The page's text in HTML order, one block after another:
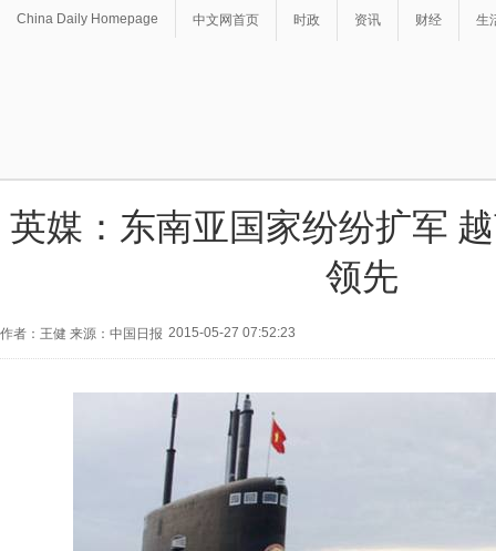
China Daily Homepage 中文网首页 时政 资讯 财经 生
英媒：东南亚国家纷纷扩军
领先
作者：王健 来源：中国日报 2015-05-27 07:52:23